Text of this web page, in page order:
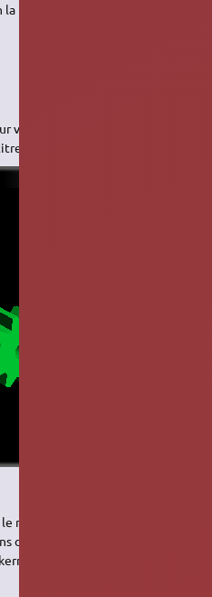
marque de votre carte :
votre carte graphique qui vous
indicatif. Voir la
modèle de la carte graphique,
de l'écran, la version et le nom
et le résultat obtenu de la